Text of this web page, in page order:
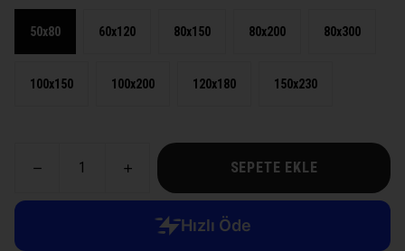
50x80 60x120 80x150 80x200 80x300
100x150 100x200 120x180 150x230
SEPETE EKLE